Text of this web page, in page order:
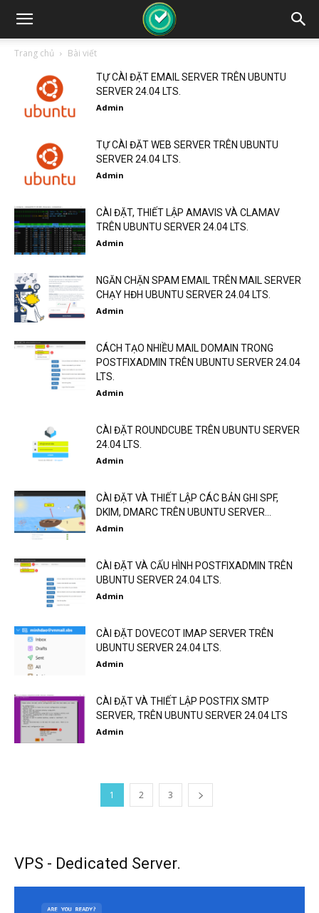
Trang chủ Bài viết
TỰ CÀI ĐẶT EMAIL SERVER TRÊN UBUNTU
SERVER 24.04 LTS.
Admin
TỰ CÀI ĐẶT WEB SERVER TRÊN UBUNTU
SERVER 24.04 LTS.
Admin
CÀI ĐẶT, THIẾT LẬP AMAVIS VÀ CLAMAV
TRÊN UBUNTU SERVER 24.04 LTS.
Admin
NGĂN CHẶN SPAM EMAIL TRÊN MAIL SERVER
CHẠY HĐH UBUNTU SERVER 24.04 LTS.
Admin
CÁCH TẠO NHIỀU MAIL DOMAIN TRONG
POSTFIXADMIN TRÊN UBUNTU SERVER 24.04
LTS.
Admin
CÀI ĐẶT ROUNDCUBE TRÊN UBUNTU SERVER
24.04 LTS.
Admin
CÀI ĐẶT VÀ THIẾT LẬP CÁC BẢN GHI SPF,
DKIM, DMARC TRÊN UBUNTU SERVER...
Admin
CÀI ĐẶT VÀ CẤU HÌNH POSTFIXADMIN TRÊN
UBUNTU SERVER 24.04 LTS.
Admin
CÀI ĐẶT DOVECOT IMAP SERVER TRÊN
UBUNTU SERVER 24.04 LTS.
Admin
CÀI ĐẶT VÀ THIẾT LẬP POSTFIX SMTP
SERVER, TRÊN UBUNTU SERVER 24.04 LTS
Admin
1 2 3
VPS - Dedicated Server.